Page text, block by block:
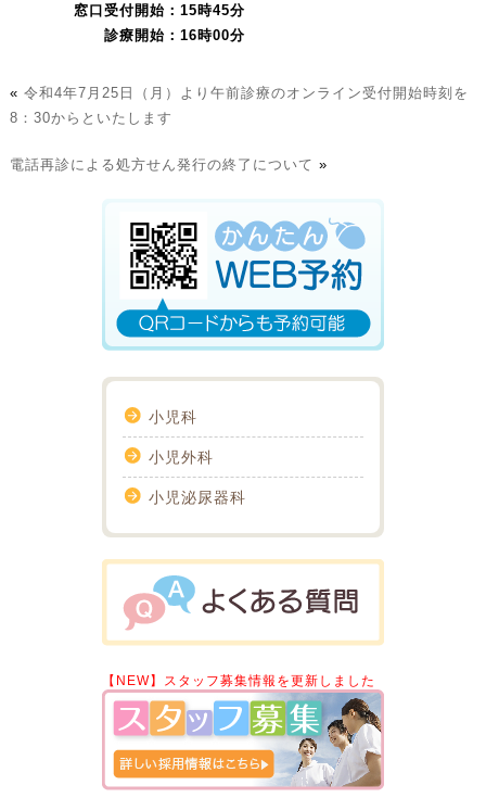
窓口受付開始：15時45分
診療開始：16時00分
« 令和4年7月25日（月）より午前診療のオンライン受付開始時刻を
8：30からといたします
電話再診による処方せん発行の終了について »
小児科
小児外科
小児泌尿器科
【NEW】スタッフ募集情報を更新しました